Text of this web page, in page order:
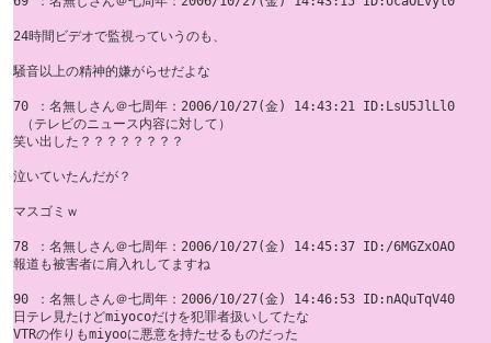
24時間ビデオで監視っていうのも、
騒音以上の精神的嫌がらせだよな
70 ：名無しさん＠七周年：2006/10/27(金) 14:43:21 ID:LsU5JlLl0
（テレビのニュース内容に対して）
笑い出した？？？？？？？？
泣いていたんだが？
マスゴミｗ
78 ：名無しさん＠七周年：2006/10/27(金) 14:45:37 ID:/6MGZxOAO
報道も被害者に肩入れしてますね
90 ：名無しさん＠七周年：2006/10/27(金) 14:46:53 ID:nAQuTqV40
日テレ見たけどmiyocoだけを犯罪者扱いしてたな
VTRの作りもmiyooに悪意を持たせるものだった